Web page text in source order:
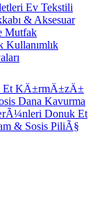
Ev Tekstili
& Aksesuar
Mutfak
Kullanımlık
Et KÄ±rmÄ±zÄ±
Dana Kavurma
Donuk Et
& Sosis PiliÃ§